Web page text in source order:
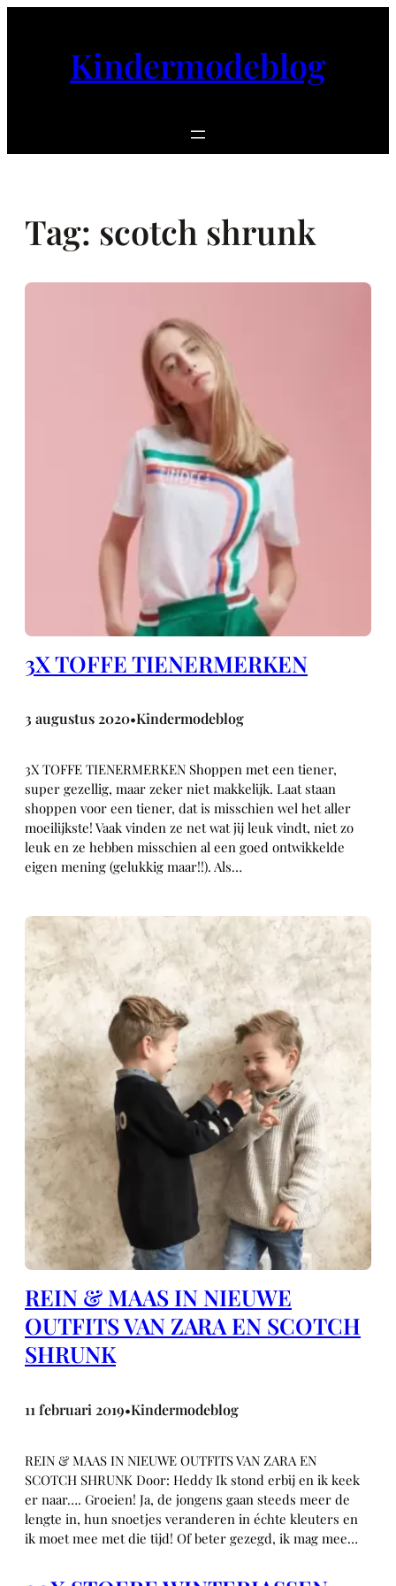
Kindermodeblog
Tag: scotch shrunk
3X TOFFE TIENERMERKEN
3 augustus 2020•Kindermodeblog
3X TOFFE TIENERMERKEN Shoppen met een tiener,
super gezellig, maar zeker niet makkelijk. Laat staan
shoppen voor een tiener, dat is misschien wel het aller
moeilijkste! Vaak vinden ze net wat jij leuk vindt, niet zo
leuk en ze hebben misschien al een goed ontwikkelde
eigen mening (gelukkig maar!!). Als…
REIN & MAAS IN NIEUWE
OUTFITS VAN ZARA EN SCOTCH
SHRUNK
11 februari 2019•Kindermodeblog
REIN & MAAS IN NIEUWE OUTFITS VAN ZARA EN
SCOTCH SHRUNK Door: Heddy Ik stond erbij en ik keek
er naar…. Groeien! Ja, de jongens gaan steeds meer de
lengte in, hun snoetjes veranderen in échte kleuters en
ik moet mee met die tijd! Of beter gezegd, ik mag mee…